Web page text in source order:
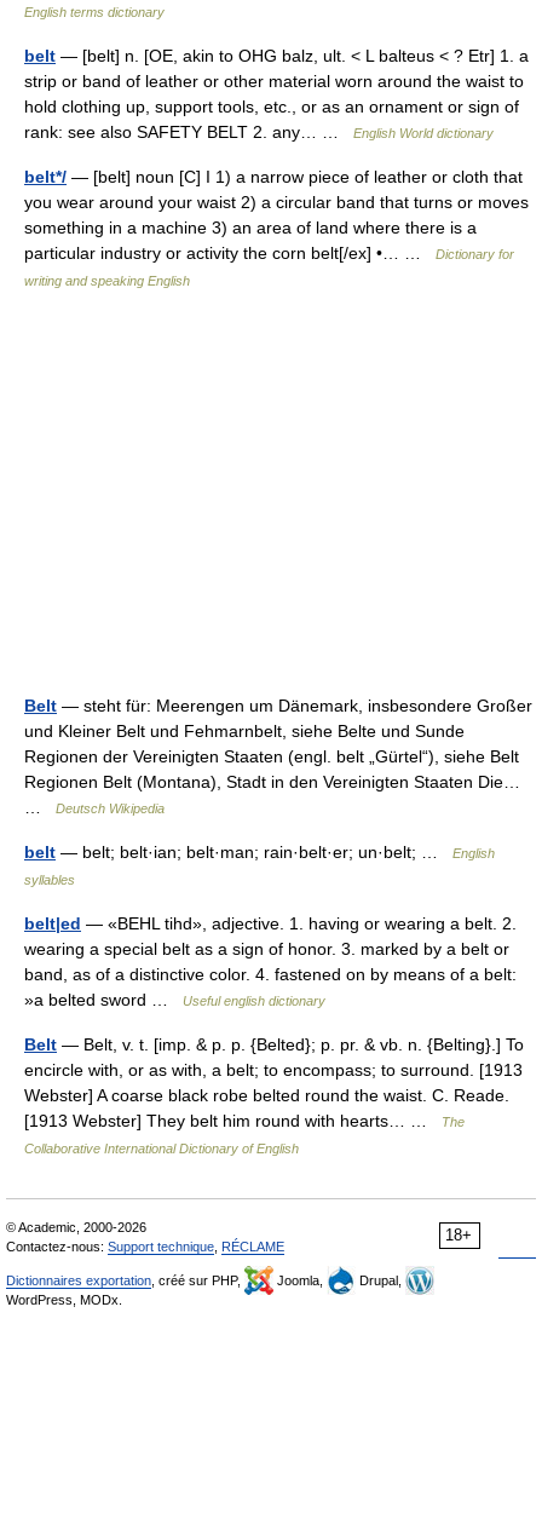
English terms dictionary
belt — [belt] n. [OE, akin to OHG balz, ult. < L balteus < ? Etr] 1. a
strip or band of leather or other material worn around the waist to
hold clothing up, support tools, etc., or as an ornament or sign of
rank: see also SAFETY BELT 2. any… …
English World dictionary
belt*/ — [belt] noun [C] I 1) a narrow piece of leather or cloth that
you wear around your waist 2) a circular band that turns or moves
something in a machine 3) an area of land where there is a
particular industry or activity the corn belt[/ex] •… …
Dictionary for
writing and speaking English
Belt — steht für: Meerengen um Dänemark, insbesondere Großer
und Kleiner Belt und Fehmarnbelt, siehe Belte und Sunde
Regionen der Vereinigten Staaten (engl. belt „Gürtel“), siehe Belt
Regionen Belt (Montana), Stadt in den Vereinigten Staaten Die…
Deutsch Wikipedia
belt — belt; belt·ian; belt·man; rain·belt·er; un·belt; …
English
syllables
belt|ed — «BEHL tihd», adjective. 1. having or wearing a belt. 2.
wearing a special belt as a sign of honor. 3. marked by a belt or
band, as of a distinctive color. 4. fastened on by means of a belt:
»a belted sword …
Useful english dictionary
Belt — Belt, v. t. [imp. & p. p. {Belted}; p. pr. & vb. n. {Belting}.] To
encircle with, or as with, a belt; to encompass; to surround. [1913
Webster] A coarse black robe belted round the waist. C. Reade.
[1913 Webster] They belt him round with hearts… …
The
Collaborative International Dictionary of English
18+
© Academic, 2000-2026
Contactez-nous: Support technique RÉCLAME
Dictionnaires exportation , créé sur PHP, Joomla,
Drupal,
WordPress, MODx.